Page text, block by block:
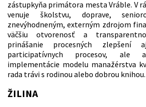
zástupkyňa primátora mesta Vráble. V
venuje školstvu, doprave,
znevýhodneným, externým zdrojom
väčšiu otvorenosť a
prinášanie procesných zlepšení
participatívnych procesov,
implementácie modelu manažérstva
rada trávi s rodinou alebo dobrou knihou.
ŽILINA